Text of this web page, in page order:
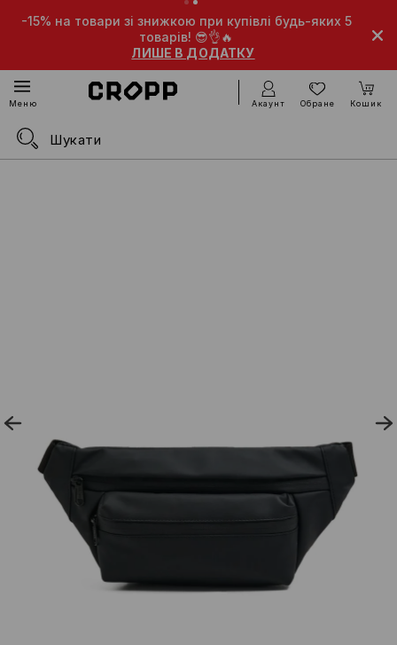
-15% на товари зі знижкою при купівлі будь-яких 5
товарів! 😎👌🔥
ЛИШЕ В ДОДАТКУ
Меню Акаунт Обране Кошик